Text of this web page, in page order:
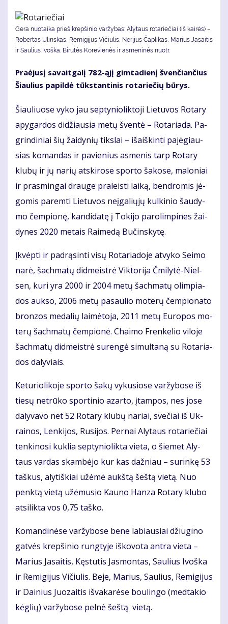
Gera nuotaika prieš krepšinio varžybas: Alytaus rotariečiai (iš kairės) –
Robertas Ulinskas, Remigijus Vičiulis, Nerijus Čaplikas, Marius Jasaitis
ir Saulius Ivoška. Bi­ru­tės Ko­re­vie­nės ir as­me­ni­nės nuotr.
Pra­ėju­sį sa­vait­ga­lį 782-ąjį gim­ta­die­nį šven­čian­čius
Šiau­lius pa­pil­dė tūks­tan­ti­nis ro­ta­rie­čių bū­rys.
Šiau­liuo­se vy­ko jau sep­ty­nio­lik­to­ji Lie­tu­vos Ro­ta­ry
apy­gar­dos di­džiau­sia me­tų šven­tė – Ro­ta­ria­da. Pa­
grin­di­niai šių žai­dy­nių tiks­lai – iš­aiš­kin­ti pa­jė­giau­
sias ko­man­das ir pa­vie­nius as­me­nis tarp Ro­ta­ry
klu­bų ir jų na­rių at­ski­ro­se spor­to ša­ko­se, ma­lo­niai
ir pra­smin­gai drau­ge pra­leis­ti lai­ką, ben­dro­mis jė­
go­mis pa­rem­ti Lie­tu­vos ne­įga­lių­jų kul­ki­nio šau­dy­
mo čem­pio­nę, kan­di­da­tę į To­ki­jo pa­ro­lim­pi­nes žai­
dy­nes 2020 me­tais Rai­me­dą Bu­čins­ky­tę.
Įkvėp­ti ir pa­drą­sin­ti vi­sų Ro­ta­ria­do­je at­vy­ko Sei­mo
na­rė, šach­ma­tų did­meist­rė Vik­to­ri­ja Čmi­ly­tė-Niel­
sen, ku­ri yra 2000 ir 2004 me­tų šach­ma­tų olim­pia­
dos auk­so, 2006 me­tų pa­sau­lio mo­te­rų čem­pio­na­to
bron­zos me­da­lių lai­mė­to­ja, 2011 me­tų Eu­ro­pos mo­
te­rų šach­ma­tų čem­pio­nė. Chai­mo Fren­ke­lio vi­lo­je
šach­ma­tų did­meist­rė su­ren­gė si­mul­ta­ną su Ro­ta­ria­
dos da­ly­viais.
Ke­tu­rio­li­ko­je spor­to ša­kų vy­ku­sio­se var­žy­bo­se iš
tie­sų ne­trū­ko spor­ti­nio azar­to, įtam­pos, nes jo­se
da­ly­va­vo net 52 Ro­ta­ry klu­bų na­riai, sve­čiai iš Uk­
rai­nos, Len­ki­jos, Ru­si­jos. Per­nai Aly­taus ro­ta­rie­čiai
ten­ki­no­si kuk­lia sep­ty­nio­lik­ta vie­ta, o šie­met Aly­
taus var­das skam­bė­jo kur kas daž­niau – su­rin­kę 53
taš­kus, aly­tiš­kiai už­ėmė aukš­tą šeš­tą vie­tą. Nuo
penk­tą vie­tą už­ėmu­sio Kau­no Han­za Ro­ta­ry klu­bo
at­si­lik­ta vos 0,75 taš­ko.
Ko­man­di­nė­se var­žy­bo­se be­ne la­biau­siai džiu­gi­no
gat­vės krep­ši­nio rung­ty­je iš­ko­vo­ta an­tra vie­ta –
Ma­rius Ja­sai­tis, Kęs­tu­tis Jas­mon­tas, Sau­lius Ivoš­ka
ir Re­mi­gi­jus Vi­čiu­lis. Be­je, Ma­rius, Sau­lius, Re­mi­gi­jus
ir Dai­nius Juo­zai­tis iš­va­ka­rė­se bou­lin­go (med­ta­kio
kėg­lių) var­žy­bo­se pel­nė šeš­tą vie­tą.